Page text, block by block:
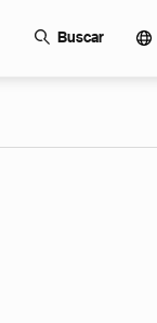
Buscar